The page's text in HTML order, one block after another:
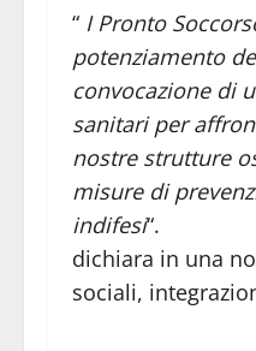
“ I Pronto
potenziamento
convocazione di
sanitari per
nostre strutture
misure di
indifesi“.
dichiara in una
sociali,